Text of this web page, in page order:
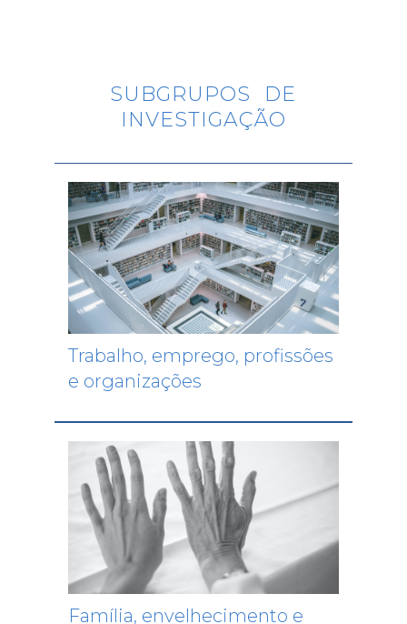
SUBGRUPOS DE
INVESTIGAÇÃO
Trabalho, emprego, profissões
e organizações
Família, envelhecimento e